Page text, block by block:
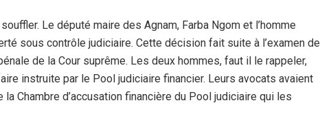
Le député maire des Agnam, Farba Ngom et l’homme
sous contrôle judiciaire. Cette décision fait suite à l’examen de
de la Cour suprême. Les deux hommes, faut il le rappeler,
instruite par le Pool judiciaire financier. Leurs avocats avaient
Chambre d’accusation financière du Pool judiciaire qui les